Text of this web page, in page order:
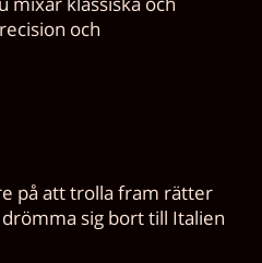
och
på att trolla fram rätter
sig bort till Italien